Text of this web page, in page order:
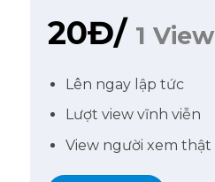
20Đ/ 1 View
Lên ngay lập tức
Lượt view vĩnh viễn
View người xem thật